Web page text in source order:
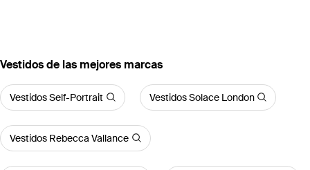
Vestidos de las mejores marcas
Vestidos Self-Portrait Vestidos Solace London
Vestidos Rebecca Vallance